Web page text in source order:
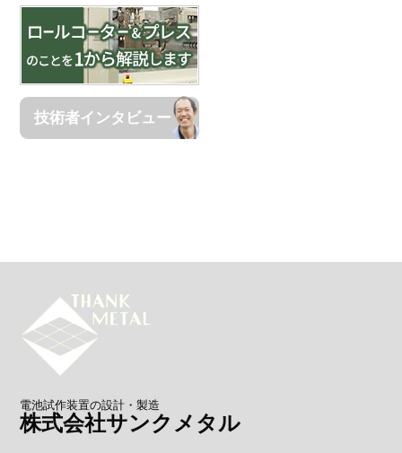
技術者インタビュー
電池試作装置の設計・製造
株式会社サンクメタル